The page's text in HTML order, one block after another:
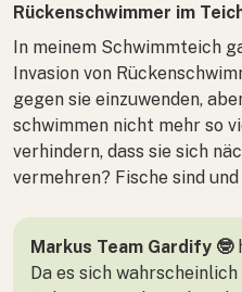
Rückenschwimmer im
In meinem Schwimmteich
Invasion von
gegen sie einzuwenden,
schwimmen nicht mehr so
verhindern, dass sie sich
vermehren? Fische sind
Markus Team Gardify 🤓
Da es sich wahrscheinlich